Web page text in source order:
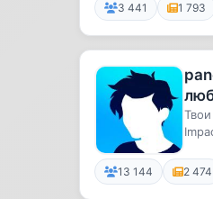
3 441 1 793
13 144 2 474